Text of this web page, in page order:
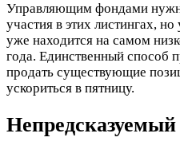
Управляющим фондами
участия в этих листингах,
уже находится на самом
года. Единственный способ
продать существующие
ускориться в пятницу.